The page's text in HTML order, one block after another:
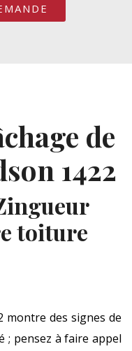
de
1422
toiture
montre des signes de
; pensez à faire appel